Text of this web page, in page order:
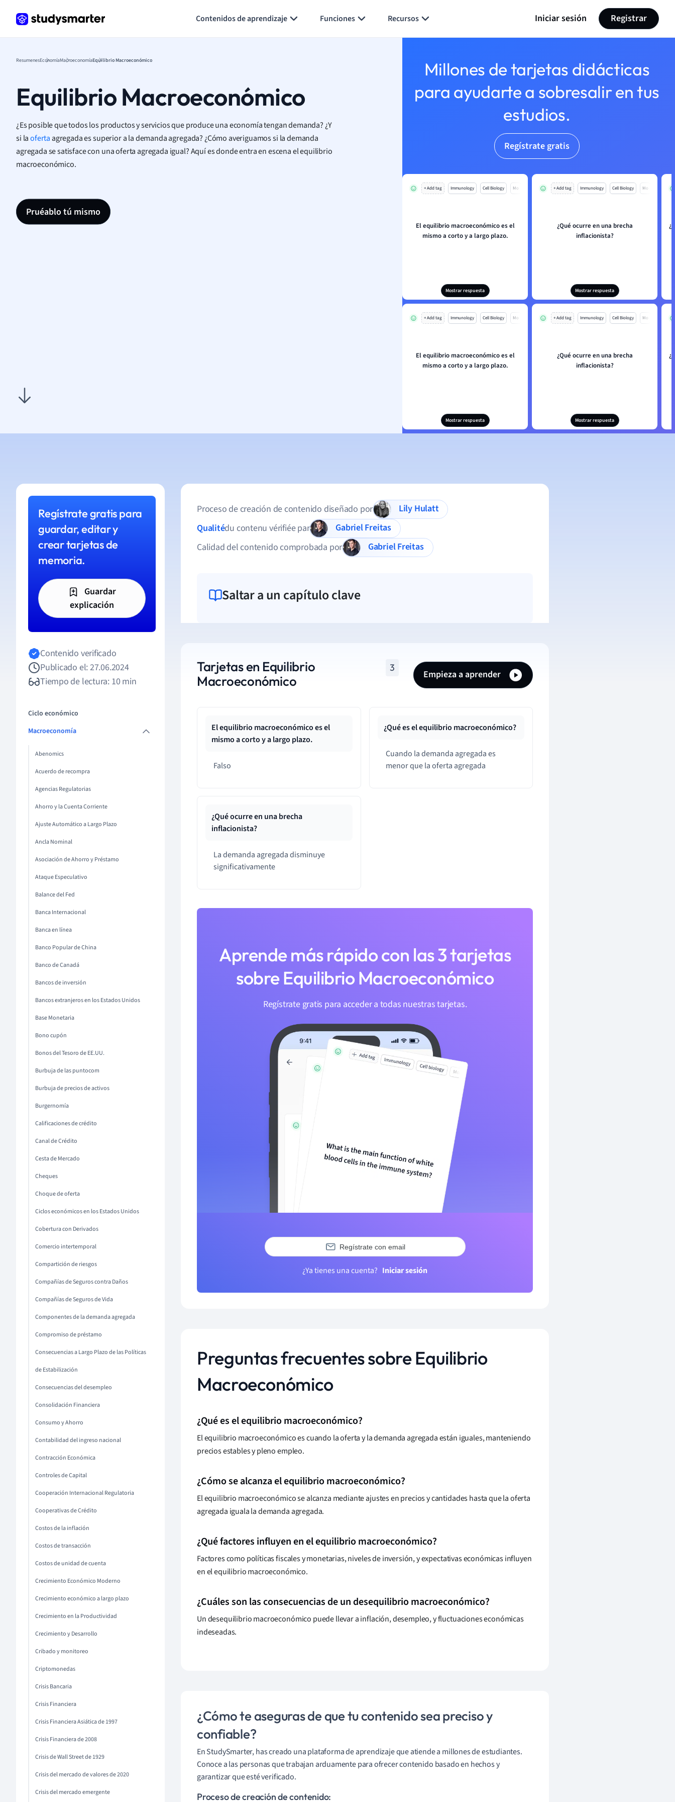
Contenidos de aprendizaje Funciones Recursos Iniciar sesión Registrar
ResumenesEconomíaMacroeconomíaEquilibrio Macroeconómico
Equilibrio Macroeconómico
¿Es posible que todos los productos y servicios que produce una economía tengan demanda? ¿Y
si laofertaagregada es superior a la demanda agregada? ¿Cómo averiguamos si la demanda
agregada se satisface con una oferta agregada igual? Aquí es donde entra en escena el equilibrio
macroeconómico.
Pruéablo tú mismo
Millones de tarjetas didácticas
para ayudarte a sobresalir en tus
estudios.
Regístrate gratis
+ Add tag Immunology Cell Biology Mo
El equilibrio macroeconómico es el
mismo a corto y a largo plazo.
Mostrar respuesta
+ Add tag Immunology Cell Biology Mo
¿Qué ocurre en una brecha
inflacionista?
Mostrar respuesta
+ Add tag Immunology Cell Biology Mo
El equilibrio macroeconómico es el
mismo a corto y a largo plazo.
Mostrar respuesta
+ Add tag Immunology Cell Biology Mo
¿Qué ocurre en una brecha
inflacionista?
Mostrar respuesta
Regístrate gratis para
guardar, editar y
crear tarjetas de
memoria.
Guardar
explicación
Contenido verificado
Publicado el: 27.06.2024
Tiempo de lectura: 10 min
Ciclo económico
Macroeconomía
Abenomics
Acuerdo de recompra
Agencias Regulatorias
Ahorro y la Cuenta Corriente
Ajuste Automático a Largo Plazo
Ancla Nominal
Asociación de Ahorro y Préstamo
Ataque Especulativo
Balance del Fed
Banca Internacional
Banca en línea
Banco Popular de China
Banco de Canadá
Bancos de inversión
Bancos extranjeros en los Estados Unidos
Base Monetaria
Bono cupón
Bonos del Tesoro de EE.UU.
Burbuja de las puntocom
Burbuja de precios de activos
Burgernomía
Calificaciones de crédito
Canal de Crédito
Cesta de Mercado
Cheques
Choque de oferta
Ciclos económicos en los Estados Unidos
Cobertura con Derivados
Comercio intertemporal
Compartición de riesgos
Compañías de Seguros contra Daños
Compañías de Seguros de Vida
Componentes de la demanda agregada
Compromiso de préstamo
Consecuencias a Largo Plazo de las Políticas
de Estabilización
Consecuencias del desempleo
Consolidación Financiera
Consumo y Ahorro
Contabilidad del ingreso nacional
Contracción Económica
Controles de Capital
Cooperación Internacional Regulatoria
Cooperativas de Crédito
Costos de la inflación
Costos de transacción
Costos de unidad de cuenta
Crecimiento Económico Moderno
Crecimiento económico a largo plazo
Crecimiento en la Productividad
Crecimiento y Desarrollo
Cribado y monitoreo
Criptomonedas
Crisis Bancaria
Crisis Financiera
Crisis Financiera Asiática de 1997
Crisis Financiera de 2008
Crisis de Wall Street de 1929
Crisis del mercado de valores de 2020
Crisis del mercado emergente
Proceso de creación de contenido diseñado por
Lily Hulatt
Qualitédu contenu vérifiée par
Gabriel Freitas
Calidad del contenido comprobada por
Gabriel Freitas
Saltar a un capítulo clave
Tarjetas en Equilibrio
Macroeconómico
3
Empieza a aprender
El equilibrio macroeconómico es el
mismo a corto y a largo plazo.
Falso
¿Qué ocurre en una brecha
inflacionista?
La demanda agregada disminuye
significativamente
¿Qué es el equilibrio macroeconómico?
Cuando la demanda agregada es
menor que la oferta agregada
Aprende más rápido con las 3 tarjetas
sobre Equilibrio Macroeconómico
Regístrate gratis para acceder a todas nuestras tarjetas.
Regístrate con email
¿Ya tienes una cuenta? Iniciar sesión
Preguntas frecuentes sobre Equilibrio
Macroeconómico
¿Qué es el equilibrio macroeconómico?
El equilibrio macroeconómico es cuando la oferta y la demanda agregada están iguales, manteniendo
precios estables y pleno empleo.
¿Cómo se alcanza el equilibrio macroeconómico?
El equilibrio macroeconómico se alcanza mediante ajustes en precios y cantidades hasta que la oferta
agregada iguala la demanda agregada.
¿Qué factores influyen en el equilibrio macroeconómico?
Factores como políticas fiscales y monetarias, niveles de inversión, y expectativas económicas influyen
en el equilibrio macroeconómico.
¿Cuáles son las consecuencias de un desequilibrio macroeconómico?
Un desequilibrio macroeconómico puede llevar a inflación, desempleo, y fluctuaciones económicas
indeseadas.
¿Cómo te aseguras de que tu contenido sea preciso y
confiable?
En StudySmarter, has creado una plataforma de aprendizaje que atiende a millones de estudiantes.
Conoce a las personas que trabajan arduamente para ofrecer contenido basado en hechos y
garantizar que esté verificado.
Proceso de creación de contenido: